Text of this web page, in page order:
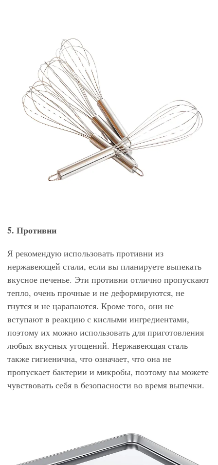
5. Противни
Я рекомендую использовать противни из
нержавеющей стали, если вы планируете выпекать
вкусное печенье. Эти противни отлично пропускают
тепло, очень прочные и не деформируются, не
гнутся и не царапаются. Кроме того, они не
вступают в реакцию с кислыми ингредиентами,
поэтому их можно использовать для приготовления
любых вкусных угощений. Нержавеющая сталь
также гигиенична, что означает, что она не
пропускает бактерии и микробы, поэтому вы можете
чувствовать себя в безопасности во время выпечки.